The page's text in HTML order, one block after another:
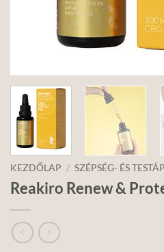
KEZDŐLAP / SZÉPSÉG- ÉS
Reakiro Renew &